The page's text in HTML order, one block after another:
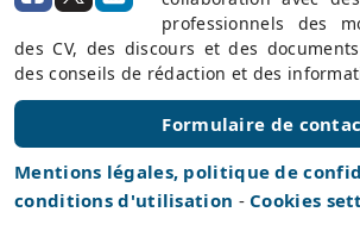
professionnels des
des CV, des discours et des
des conseils de rédaction et des
Formulaire de
Mentions légales, politique de
conditions d'utilisation - Cookies